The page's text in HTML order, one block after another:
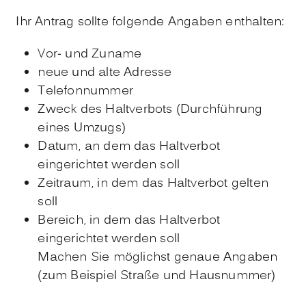
Ihr Antrag sollte folgende Angaben enthalten:
Vor- und Zuname
neue und alte Adresse
Telefonnummer
Zweck des Haltverbots (Durchführung
eines Umzugs)
Datum, an dem das Haltverbot
eingerichtet werden soll
Zeitraum, in dem das Haltverbot gelten
soll
Bereich, in dem das Haltverbot
eingerichtet werden soll
Machen Sie möglichst genaue Angaben
(zum Beispiel Straße und Hausnummer)